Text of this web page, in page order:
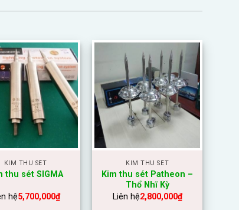
KIM THU SÉT
thu sét SIGMA
hệ5,700,000₫
KIM THU SÉT
Kim thu sét Patheon –
Thổ Nhĩ Kỳ
Liên hệ2,800,000₫